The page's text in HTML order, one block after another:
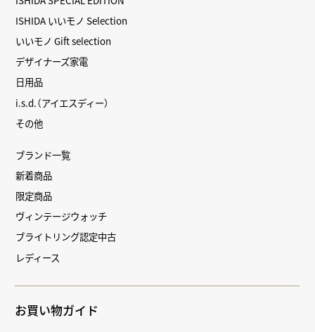
ISHIDA いいモノ Selection
いいモノ Gift selection
デザイナーズ家電
日用品
i.s.d.（アイエスディー）
その他
ブランド一覧
新着商品
限定商品
ヴィンテージウォッチ
ブライトリング認定中古
レディース
お買い物ガイド